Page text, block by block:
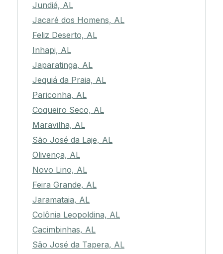
Jundiá, AL
Jacaré dos Homens, AL
Feliz Deserto, AL
Inhapi, AL
Japaratinga, AL
Jequiá da Praia, AL
Pariconha, AL
Coqueiro Seco, AL
Maravilha, AL
São José da Laje, AL
Olivença, AL
Novo Lino, AL
Feira Grande, AL
Jaramataia, AL
Colônia Leopoldina, AL
Cacimbinhas, AL
São José da Tapera, AL